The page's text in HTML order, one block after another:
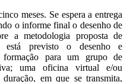
meses. Se espera a entrega
o informe final o desenho de
a metodologia proposta de
está previsto o desenho e
para um grupo de
uma oficina virtual e/ou
em que se transmita,